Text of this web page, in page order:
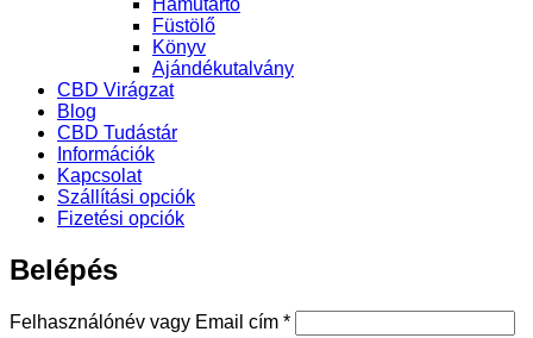
Hamutartó
Füstölő
Könyv
Ajándékutalvány
CBD Virágzat
Blog
CBD Tudástár
Információk
Kapcsolat
Szállítási opciók
Fizetési opciók
Belépés
Felhasználónév vagy Email cím *Kötelező